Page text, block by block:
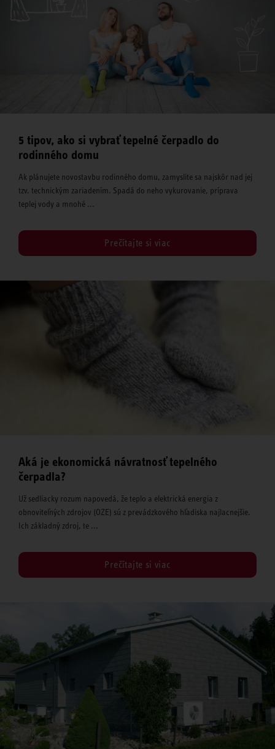
5 tipov, ako si vybrať tepelné čerpadlo do
rodinného domu
Ak plánujete novostavbu rodinného domu, zamyslite sa najskôr nad jej
tzv. technickým zariadením. Spadá do neho vykurovanie, príprava
teplej vody a mnohé ...
Prečítajte si viac
Aká je ekonomická návratnosť tepelného
čerpadla?
Už sedliacky rozum napovedá, že teplo a elektrická energia z
obnoviteľných zdrojov (OZE) sú z prevádzkového hľadiska najlacnejšie.
Ich základný zdroj, te ...
Prečítajte si viac